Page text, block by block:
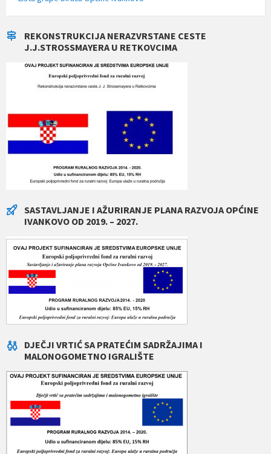
REKONSTRUKCIJA NERAZVRSTANE CESTE
J.J.STROSSMAYERA U RETKOVCIMA
SASTAVLJANJE I AŽURIRANJE PLANA RAZVOJA OPĆINE
IVANKOVO OD 2019. – 2027.
DJEČJI VRTIĆ SA PRATEĆIM SADRŽAJIMA I
MALONOGOMETNO IGRALIŠTE